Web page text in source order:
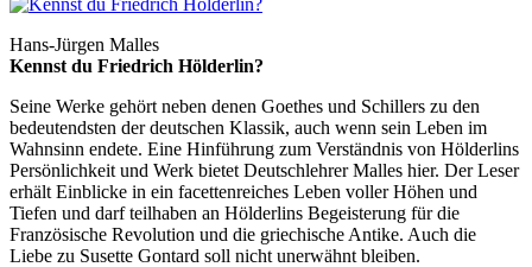
Hans-Jürgen Malles
Kennst du Friedrich Hölderlin?
Seine Werke gehört neben denen Goethes und Schillers zu den
bedeutendsten der deutschen Klassik, auch wenn sein Leben im
Wahnsinn endete. Eine Hinführung zum Verständnis von Hölderlins
Persönlichkeit und Werk bietet Deutschlehrer Malles hier. Der Leser
erhält Einblicke in ein facettenreiches Leben voller Höhen und
Tiefen und darf teilhaben an Hölderlins Begeisterung für die
Französische Revolution und die griechische Antike. Auch die
Liebe zu Susette Gontard soll nicht unerwähnt bleiben.